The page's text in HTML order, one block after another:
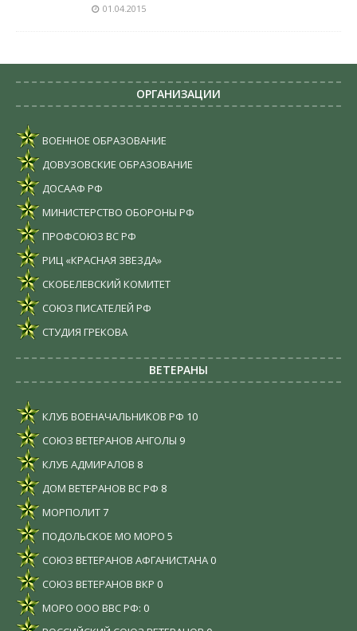
01.04.2015
ОРГАНИЗАЦИИ
ВОЕННОЕ ОБРАЗОВАНИЕ
ДОВУЗОВСКИЕ ОБРАЗОВАНИЕ
ДОСААФ РФ
МИНИСТЕРСТВО ОБОРОНЫ РФ
ПРОФСОЮЗ ВС РФ
РИЦ «КРАСНАЯ ЗВЕЗДА»
СКОБЕЛЕВСКИЙ КОМИТЕТ
СОЮЗ ПИСАТЕЛЕЙ РФ
СТУДИЯ ГРЕКОВА
ВЕТЕРАНЫ
КЛУБ ВОЕНАЧАЛЬНИКОВ РФ 10
СОЮЗ ВЕТЕРАНОВ АНГОЛЫ 9
КЛУБ АДМИРАЛОВ 8
ДОМ ВЕТЕРАНОВ ВС РФ 8
МОРПОЛИТ7
ПОДОЛЬСКОЕ МО МОРО 5
СОЮЗ ВЕТЕРАНОВ АФГАНИСТАНА 0
СОЮЗ ВЕТЕРАНОВ ВКР 0
МОРО ООО ВВС РФ: 0